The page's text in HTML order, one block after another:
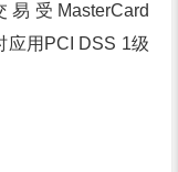
受MasterCard
应用PCI DSS 1级